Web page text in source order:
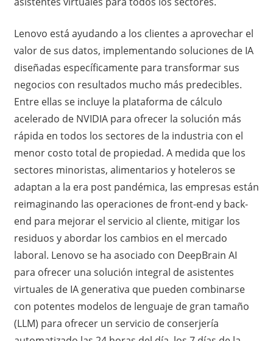
Lenovo está ayudando a los clientes a aprovechar el
valor de sus datos, implementando soluciones de IA
diseñadas específicamente para transformar sus
negocios con resultados mucho más predecibles.
Entre ellas se incluye la plataforma de cálculo
acelerado de NVIDIA para ofrecer la solución más
rápida en todos los sectores de la industria con el
menor costo total de propiedad. A medida que los
sectores minoristas, alimentarios y hoteleros se
adaptan a la era post pandémica, las empresas están
reimaginando las operaciones de front-end y back-
end para mejorar el servicio al cliente, mitigar los
residuos y abordar los cambios en el mercado
laboral. Lenovo se ha asociado con DeepBrain AI
para ofrecer una solución integral de asistentes
virtuales de IA generativa que pueden combinarse
con potentes modelos de lenguaje de gran tamaño
(LLM) para ofrecer un servicio de conserjería